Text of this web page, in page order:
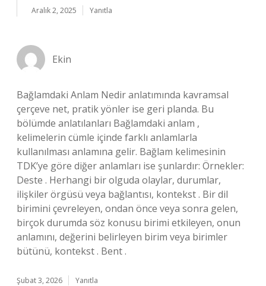
Aralık 2, 2025 Yanıtla
Ekin
Bağlamdaki Anlam Nedir anlatımında kavramsal
çerçeve net, pratik yönler ise geri planda. Bu
bölümde anlatılanları Bağlamdaki anlam ,
kelimelerin cümle içinde farklı anlamlarla
kullanılması anlamına gelir. Bağlam kelimesinin
TDK’ye göre diğer anlamları ise şunlardır: Örnekler:
Deste . Herhangi bir olguda olaylar, durumlar,
ilişkiler örgüsü veya bağlantısı, kontekst . Bir dil
birimini çevreleyen, ondan önce veya sonra gelen,
birçok durumda söz konusu birimi etkileyen, onun
anlamını, değerini belirleyen birim veya birimler
bütünü, kontekst . Bent .
Şubat 3, 2026 Yanıtla